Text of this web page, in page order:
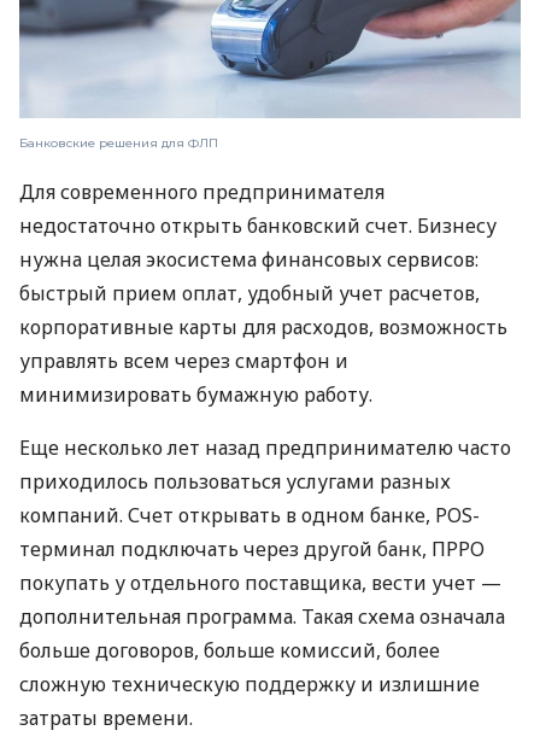
Банковские решения для ФЛП
Для современного предпринимателя
недостаточно открыть банковский счет. Бизнесу
нужна целая экосистема финансовых сервисов:
быстрый прием оплат, удобный учет расчетов,
корпоративные карты для расходов, возможность
управлять всем через смартфон и
минимизировать бумажную работу.
Еще несколько лет назад предпринимателю часто
приходилось пользоваться услугами разных
компаний. Счет открывать в одном банке, POS-
терминал подключать через другой банк, ПРРО
покупать у отдельного поставщика, вести учет —
дополнительная программа. Такая схема означала
больше договоров, больше комиссий, более
сложную техническую поддержку и излишние
затраты времени.